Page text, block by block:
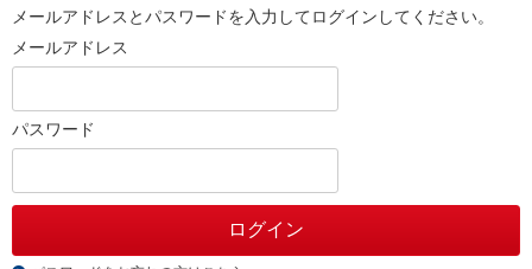
メールアドレスとパスワードを入力してログインしてください。
メールアドレス
パスワード